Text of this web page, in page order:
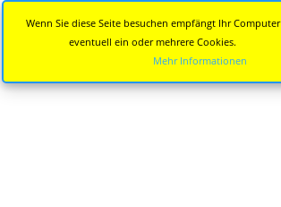
Wenn Sie diese Seite besuchen empfängt Ihr Computer
eventuell ein oder mehrere Cookies.
Mehr Informationen